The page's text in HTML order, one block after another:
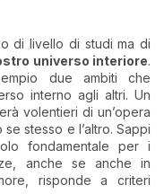
di livello di studi ma di
universo interiore.
due ambiti che
interno agli altri. Un
volentieri di un’opera
stesso e l’altro. Sappi
fondamentale per i
anche se anche in
risponde a criteri